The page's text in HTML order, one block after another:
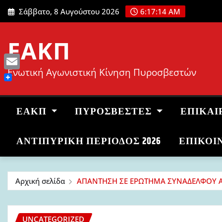
Μετάβαση
στο
Σάββατο, 8 Αυγούστου 2026 6:17:15 AM
ΕΑΚΠ
Ενωτική Αγωνιστική Κίνηση Πυροσβεστών
ΕΑΚΠ ΠΥΡΟΣΒΈΣΤΕΣ
ΑΝΤΙΠΥΡΙΚΉ ΠΕΡΊΟΔΟΣ 2026
Αρχική σελίδα ΑΠΑΝΤΗΣΗ ΣΕ ΕΡΩΤΗΜΑ ΣΥΝΑΔΕΛΦΟΥ
UNCATEGORIZED
Email